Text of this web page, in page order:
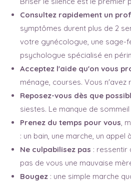
Consultez rapidement un
symptômes durent plus de 2
votre gynécologue, une sage-
psychologue spécialisé en
Acceptez l'aide qu'on vous
ménage, courses. Vous n'avez
Reposez-vous dès que
siestes. Le manque de
Prenez du temps pour vous,
: un bain, une marche, un appel
Ne culpabilisez pas : ressentir
pas de vous une mauvaise
Bougez : une simple marche